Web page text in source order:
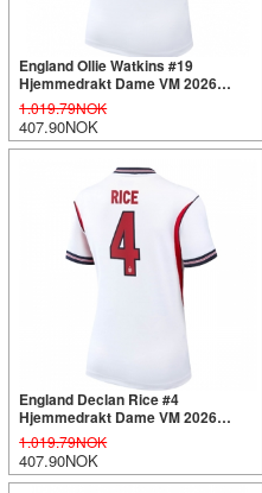
England Ollie Watkins #19
Hjemmedrakt Dame VM 2026
Kortermet
1.019.79NOK
407.90NOK
England Declan Rice #4
Hjemmedrakt Dame VM 2026
Kortermet
1.019.79NOK
407.90NOK